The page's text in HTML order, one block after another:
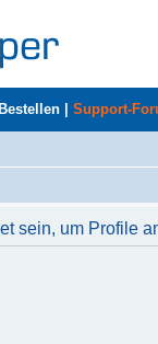
Bestellen Support-
sein, um Profile